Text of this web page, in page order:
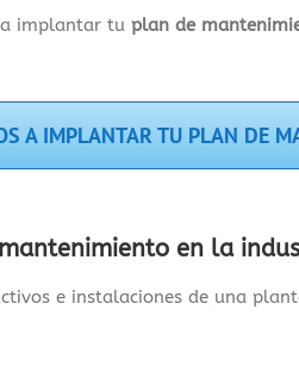
implantar tu plan de
A IMPLANTAR TU PLAN DE
en la
e instalaciones de una